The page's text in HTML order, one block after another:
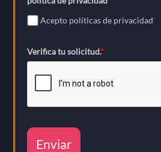
Acepto políticas de privacidad*
Verifica tu solicitud.*
Enviar